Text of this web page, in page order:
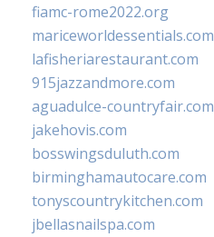
fiamc-rome2022.org
mariceworldessentials.com
lafisheriarestaurant.com
915jazzandmore.com
aguadulce-countryfair.com
jakehovis.com
bosswingsduluth.com
birminghamautocare.com
tonyscountrykitchen.com
jbellasnailspa.com